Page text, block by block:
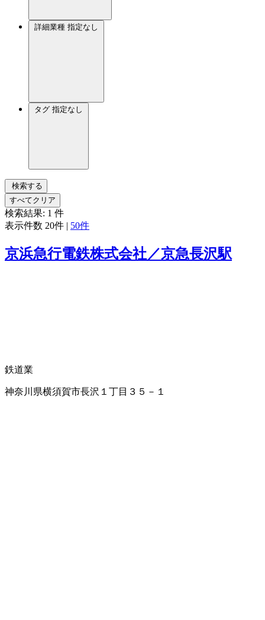
詳細業種 指定なし
タグ 指定なし
検索する
すべてクリア
検索結果: 1 件
表示件数 20件 | 50件
京浜急行電鉄株式会社／京急長沢駅
鉄道業
神奈川県横須賀市長沢１丁目３５－１